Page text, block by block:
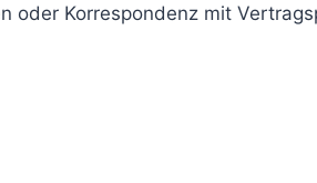
Korrespondenz mit